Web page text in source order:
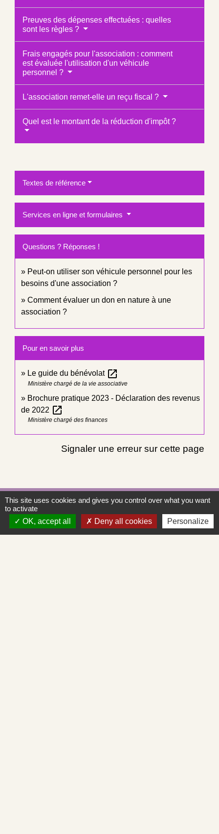
Preuves des dépenses effectuées : quelles
sont les règles ?
Frais engagés pour l'association : comment
est évaluée l'utilisation d'un véhicule
personnel ?
L'association remet-elle un reçu fiscal ?
Quel est le montant de la réduction d'impôt ?
Textes de référence
Services en ligne et formulaires
Questions ? Réponses !
Peut-on utiliser son véhicule personnel pour les
besoins d'une association ?
Comment évaluer un don en nature à une
association ?
Pour en savoir plus
Le guide du bénévolat open_in_new
Ministère chargé de la vie associative
Brochure pratique 2023 - Déclaration des revenus
de 2022 open_in_new
Ministère chargé des finances
Signaler une erreur sur cette page
Contacts
Commune de Saint-Albain
Place de la Mairie
This site uses cookies and gives you control over what you want
to activate
OK, accept all
Deny all cookies Personalize